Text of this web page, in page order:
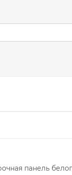
панель